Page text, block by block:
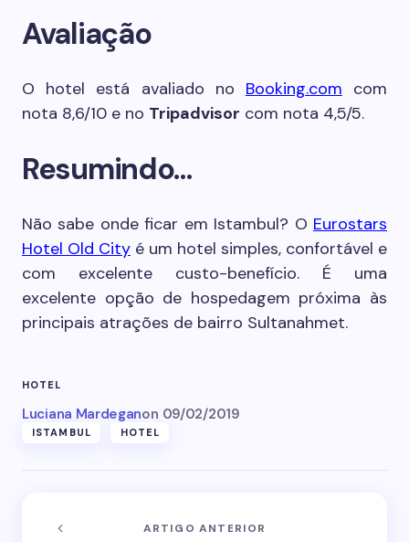
Avaliação
O hotel está avaliado no Booking.com com
nota 8,6/10 e no Tripadvisor com nota 4,5/5.
Resumindo…
Não sabe onde ficar em Istambul? O Eurostars
Hotel Old City é um hotel simples, confortável e
com excelente custo-benefício. É uma
excelente opção de hospedagem próxima às
principais atrações de bairro Sultanahmet.
HOTEL
Luciana Mardeganon 09/02/2019
ISTAMBUL HOTEL
ARTIGO ANTERIOR